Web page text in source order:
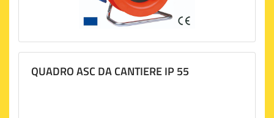
QUADRO ASC DA CANTIERE IP 55